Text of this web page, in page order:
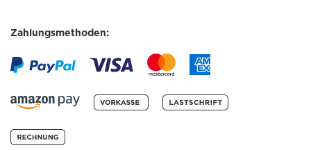
Zahlungsmethoden: